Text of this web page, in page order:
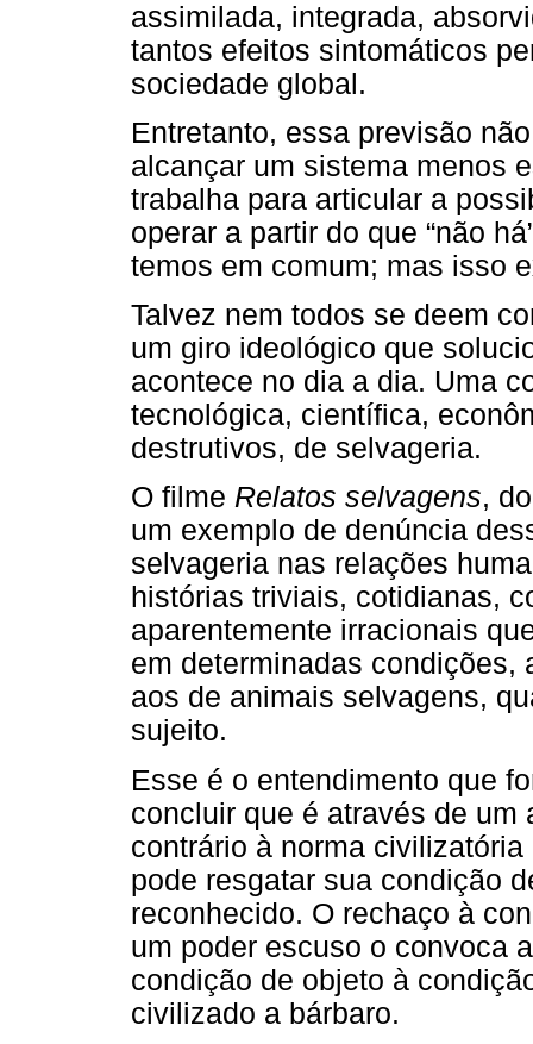
assimilada, integrada,
tantos efeitos sintomáticos
sociedade global.
Entretanto, essa previsão
alcançar um sistema menos
trabalha para articular a
operar a partir do que “não
temos em comum; mas isso
Talvez nem todos se deem
um giro ideológico que
acontece no dia a dia. Uma
tecnológica, científica,
destrutivos, de selvageria.
O filme Relatos selvagens,
um exemplo de denúncia
selvageria nas relações
histórias triviais, cotidianas,
aparentemente irracionais
em determinadas condições,
aos de animais selvagens,
sujeito.
Esse é o entendimento que
concluir que é através de
contrário à norma
pode resgatar sua condição
reconhecido. O rechaço à
um poder escuso o convoca
condição de objeto à
civilizado a bárbaro.